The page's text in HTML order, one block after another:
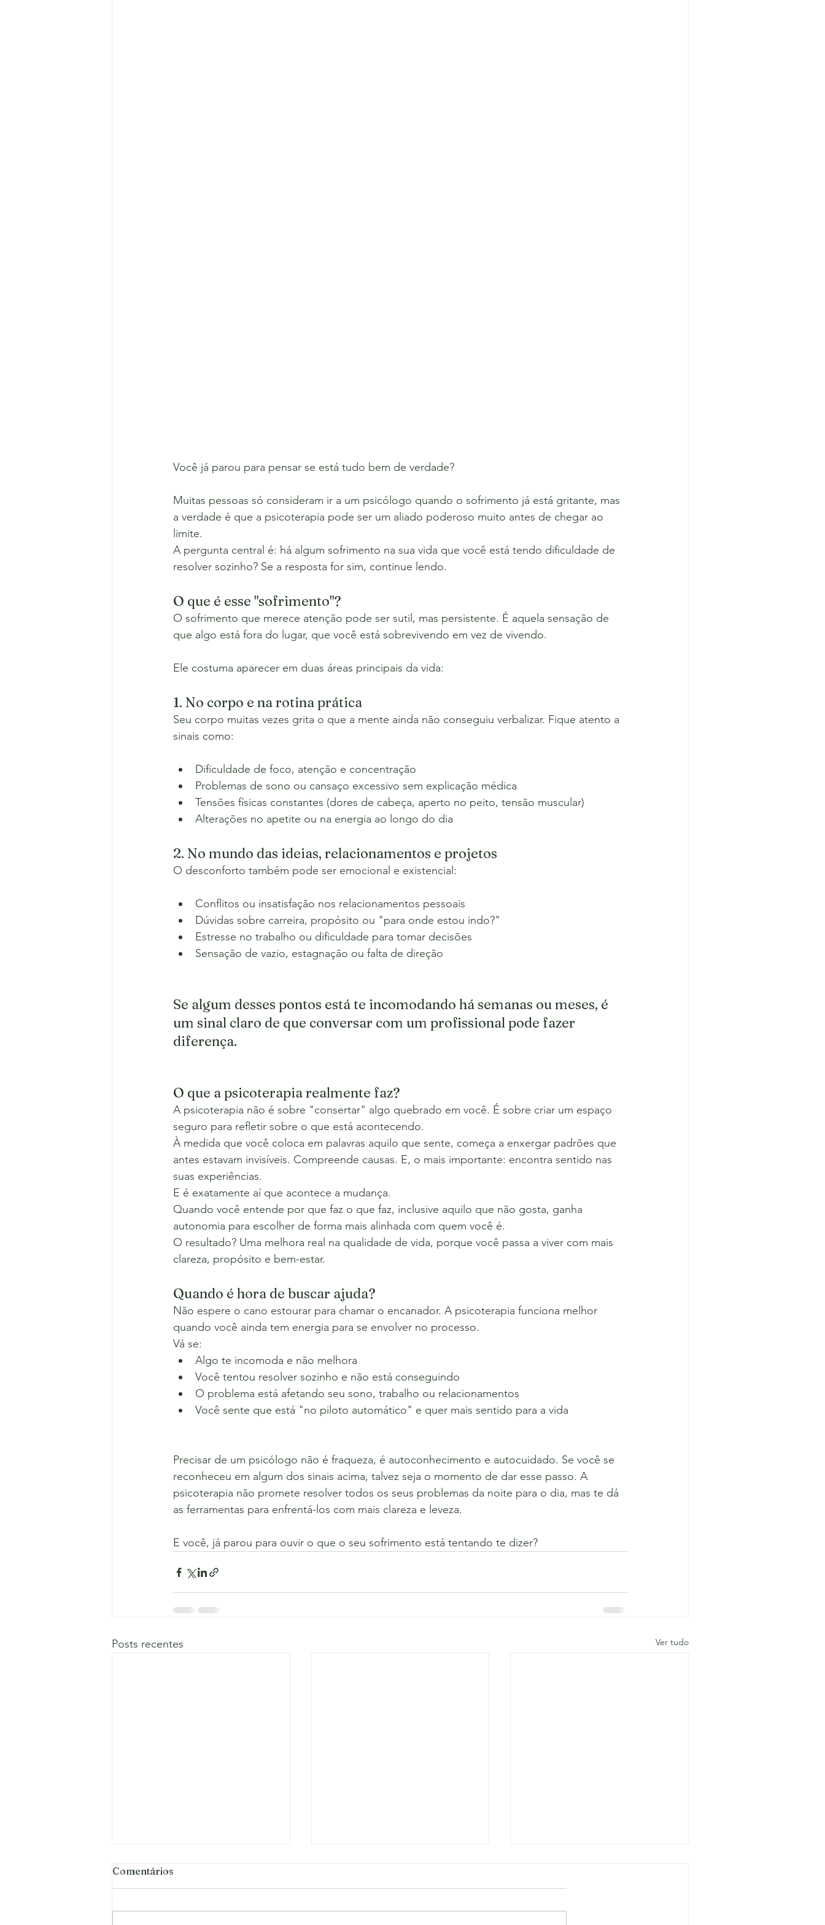
Você já parou para pensar se está tudo bem de verdade?
Muitas pessoas só consideram ir a um psicólogo quando o sofrimento já está gritante, mas
a verdade é que a psicoterapia pode ser um aliado poderoso muito antes de chegar ao
limite.
A pergunta central é: há algum sofrimento na sua vida que você está tendo dificuldade de
resolver sozinho? Se a resposta for sim, continue lendo.
O que é esse "sofrimento"?
O sofrimento que merece atenção pode ser sutil, mas persistente. É aquela sensação de
que algo está fora do lugar, que você está sobrevivendo em vez de vivendo.
Ele costuma aparecer em duas áreas principais da vida:
1. No corpo e na rotina prática
Seu corpo muitas vezes grita o que a mente ainda não conseguiu verbalizar. Fique atento a
sinais como:
Dificuldade de foco, atenção e concentração
Problemas de sono ou cansaço excessivo sem explicação médica
Tensões físicas constantes (dores de cabeça, aperto no peito, tensão muscular)
Alterações no apetite ou na energia ao longo do dia
2. No mundo das ideias, relacionamentos e projetos
O desconforto também pode ser emocional e existencial:
Conflitos ou insatisfação nos relacionamentos pessoais
Dúvidas sobre carreira, propósito ou "para onde estou indo?"
Estresse no trabalho ou dificuldade para tomar decisões
Sensação de vazio, estagnação ou falta de direção
Se algum desses pontos está te incomodando há semanas ou meses, é
um sinal claro de que conversar com um profissional pode fazer
diferença.
O que a psicoterapia realmente faz?
A psicoterapia não é sobre "consertar" algo quebrado em você. É sobre criar um espaço
seguro para refletir sobre o que está acontecendo.
À medida que você coloca em palavras aquilo que sente, começa a enxergar padrões que
antes estavam invisíveis. Compreende causas. E, o mais importante: encontra sentido nas
suas experiências.
E é exatamente aí que acontece a mudança.
Quando você entende por que faz o que faz, inclusive aquilo que não gosta, ganha
autonomia para escolher de forma mais alinhada com quem você é.
O resultado? Uma melhora real na qualidade de vida, porque você passa a viver com mais
clareza, propósito e bem-estar.
Quando é hora de buscar ajuda?
Não espere o cano estourar para chamar o encanador. A psicoterapia funciona melhor
quando você ainda tem energia para se envolver no processo.
Vá se:
Algo te incomoda e não melhora
Você tentou resolver sozinho e não está conseguindo
O problema está afetando seu sono, trabalho ou relacionamentos
Você sente que está "no piloto automático" e quer mais sentido para a vida
Precisar de um psicólogo não é fraqueza, é autoconhecimento e autocuidado. Se você se
reconheceu em algum dos sinais acima, talvez seja o momento de dar esse passo. A
psicoterapia não promete resolver todos os seus problemas da noite para o dia, mas te dá
as ferramentas para enfrentá-los com mais clareza e leveza.
E você, já parou para ouvir o que o seu sofrimento está tentando te dizer?
Posts recentes Ver tudo
Comentários